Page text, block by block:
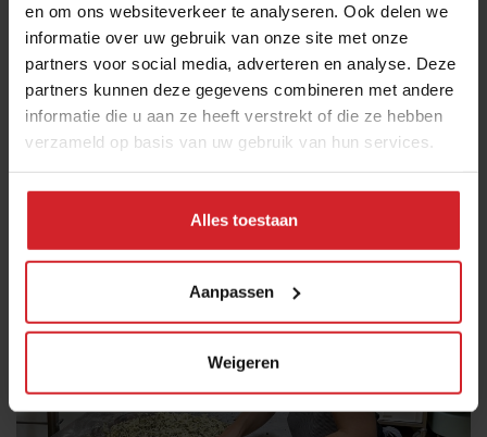
en om ons websiteverkeer te analyseren. Ook delen we
informatie over uw gebruik van onze site met onze
partners voor social media, adverteren en analyse. Deze
partners kunnen deze gegevens combineren met andere
informatie die u aan ze heeft verstrekt of die ze hebben
verzameld op basis van uw gebruik van hun services.
Alles toestaan
Aanpassen
Weigeren
Weekendtip: tentoonstelling Food for Thought
in Het Scheepvaartmuseum
Oorsprong van voedsel door de lens van fotograaf Kadir van
9 november 2023 | 2 min
Foodservice Citytrip